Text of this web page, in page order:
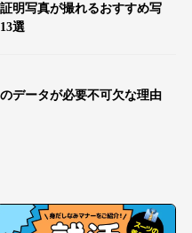
明写真が撮れるおすすめ写
選
データが必要不可欠な理由